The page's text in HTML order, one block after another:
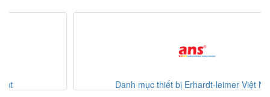
Danh mục thiết bị Erhardt-leimer Việt Nam